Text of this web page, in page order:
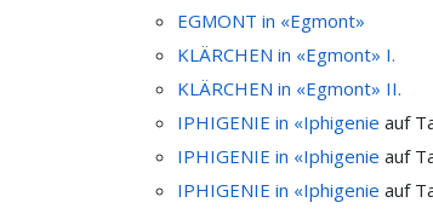
EGMONT in «Egmont»
KLÄRCHEN in «Egmont» I.
KLÄRCHEN in «Egmont» II.
IPHIGENIE in «Iphigenie auf
IPHIGENIE in «Iphigenie auf
IPHIGENIE in «Iphigenie auf